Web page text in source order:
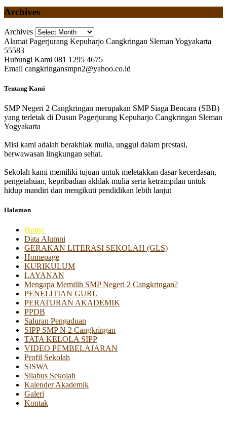
Archives
Archives
Alamat Pagerjurang Kepuharjo Cangkringan Sleman Yogyakarta
55583
Hubungi Kami 081 1295 4675
Email cangkringansmpn2@yahoo.co.id
Tentang Kami
SMP Negeri 2 Cangkringan merupakan SMP Siaga Bencara (SBB)
yang terletak di Dusun Pagerjurang Kepuharjo Cangkringan Sleman
Yogyakarta
Misi kami adalah berakhlak mulia, unggul dalam prestasi,
berwawasan lingkungan sehat.
Sekolah kami memiliki tujuan untuk meletakkan dasar kecerdasan,
pengetahuan, kepribadian akhlak mulia serta ketrampilan untuk
hidup mandiri dan mengikuti pendidikan lebih lanjut
Halaman
Home
Data Alumni
GERAKAN LITERASI SEKOLAH (GLS)
Homepage
KURIKULUM
LAYANAN
Mengapa Memilih SMP Negeri 2 Cangkringan?
PENELITIAN GURU
PERATURAN AKADEMIK
PPDB
Saluran Pengaduan
SIPP SMP N 2 Cangkringan
TATA KELOLA SIPP
VIDEO PEMBELAJARAN
Profil Sekolah
SISWA
Silabus Sekolah
Kalender Akademik
Galeri
Kontak